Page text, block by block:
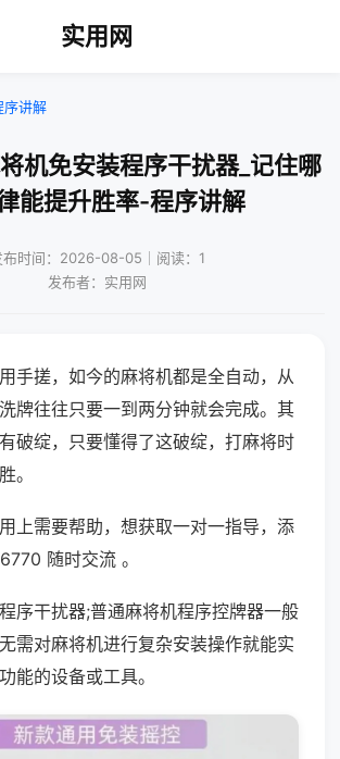
实用网
序讲解
机免安装程序干扰器_记住哪
能提升胜率-程序讲解
布时间：2026-08-05｜阅读：1
发布者：实用网
手搓，如今的麻将机都是全自动，从
牌往往只要一到两分钟就会完成。其
破绽，只要懂得了这破绽，打麻将时
。
上需要帮助，想获取一对一指导，添
随时交流 。
序干扰器;普通麻将机程序控牌器一般
需对麻将机进行复杂安装操作就能实
能的设备或工具。